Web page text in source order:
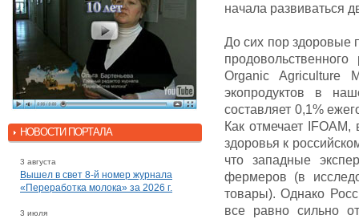
НОВОСТИ ПОРТАЛА
3 августа
Вышел в свет 8-й номер журнала
«Переработка молока» за 2026 г.
3 июля
начала развиваться
До сих пор здоровые
Organic Agriculture
экопродуктов в
составляет 0,1%
Как отмечает
здоровья к
что западные
фермеров (в
товары). Однако
все равно сильно